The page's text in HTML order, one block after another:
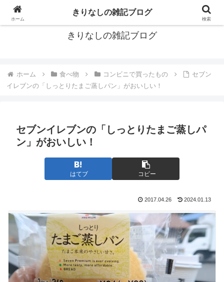
ブログもいいよね
きりなしの雑記ブログ
ホーム 食べ物 コンビニで買ったもの
セブン
イレブンの「しっとりたまご蒸しパン」がおいしい！
セブンイレブンの「しっとりたまご蒸しパ
ン」がおいしい！
はてブ コピー
2017.04.26 2024.01.13
ホーム
きりなしの雑記ブログ
検索